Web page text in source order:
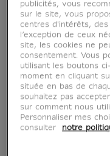
publicités, vous
sur le site, vous
centres d'intérêts,
l’exception de ceux
site, les cookies ne
consentement. Vous
utilisant les boutons
moment en cliquant
située en bas de
souhaitez pas
sur comment nous
Personnaliser mes
consulter
notre